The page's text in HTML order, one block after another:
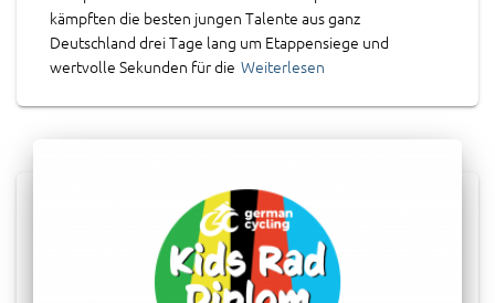
kämpften die besten jungen Talente aus ganz
Deutschland drei Tage lang um Etappensiege und
wertvolle Sekunden für die Weiterlesen